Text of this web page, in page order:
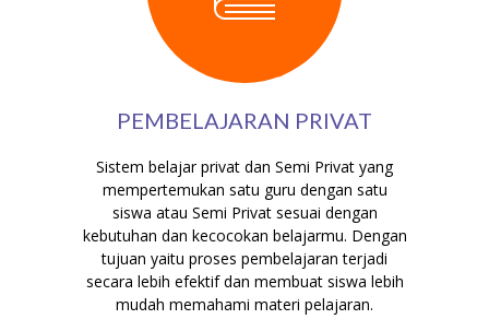
PEMBELAJARAN PRIVAT
Sistem belajar privat dan Semi Privat yang
mempertemukan satu guru dengan satu
siswa atau Semi Privat sesuai dengan
kebutuhan dan kecocokan belajarmu. Dengan
tujuan yaitu proses pembelajaran terjadi
secara lebih efektif dan membuat siswa lebih
mudah memahami materi pelajaran.